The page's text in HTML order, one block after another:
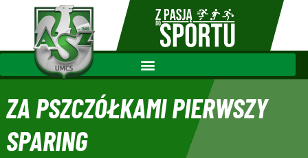
ZA PSZCZÓŁKAMI PIERWSZY
SPARING